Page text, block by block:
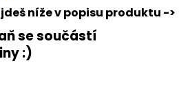
níže v popisu produktu ->
se součástí
:)